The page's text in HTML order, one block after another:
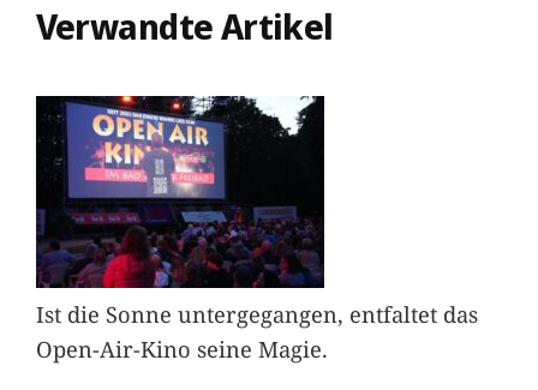
Verwandte Artikel
Ist die Sonne untergegangen, entfaltet das
Open-Air-Kino seine Magie.